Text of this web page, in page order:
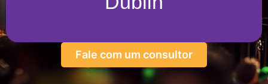
Fale com um consultor